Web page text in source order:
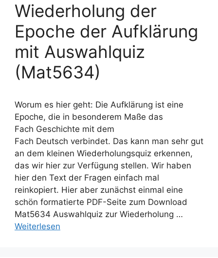
Wiederholung der
Epoche der Aufklärung
mit Auswahlquiz
(Mat5634)
Worum es hier geht: Die Aufklärung ist eine
Epoche, die in besonderem Maße das
Fach Geschichte mit dem
Fach Deutsch verbindet. Das kann man sehr gut
an dem kleinen Wiederholungsquiz erkennen,
das wir hier zur Verfügung stellen. Wir haben
hier den Text der Fragen einfach mal
reinkopiert. Hier aber zunächst einmal eine
schön formatierte PDF-Seite zum Download
Mat5634 Auswahlquiz zur Wiederholung …
Weiterlesen